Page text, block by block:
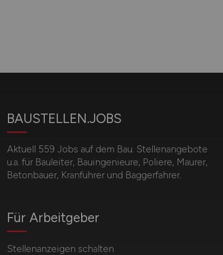
BAUSTELLEN.JOBS
Aktuell 559 Jobs auf dem Bau. Stellenangebote
u.a. für Bauleiter, Bauingenieure, Poliere, Maurer,
Betonbauer, Kranführer und Baggerfahrer.
Für Arbeitgeber
Stellenanzeigen schalten